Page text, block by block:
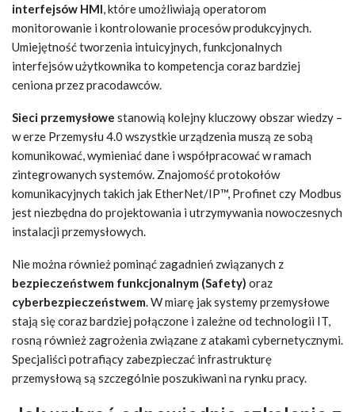
interfejsów HMI, które umożliwiają operatorom
monitorowanie i kontrolowanie procesów produkcyjnych.
Umiejętność tworzenia intuicyjnych, funkcjonalnych
interfejsów użytkownika to kompetencja coraz bardziej
ceniona przez pracodawców.
Sieci przemysłowe stanowią kolejny kluczowy obszar wiedzy –
w erze Przemysłu 4.0 wszystkie urządzenia muszą ze sobą
komunikować, wymieniać dane i współpracować w ramach
zintegrowanych systemów. Znajomość protokołów
komunikacyjnych takich jak EtherNet/IP™, Profinet czy Modbus
jest niezbędna do projektowania i utrzymywania nowoczesnych
instalacji przemysłowych.
Nie można również pominąć zagadnień związanych z
bezpieczeństwem funkcjonalnym (Safety) oraz
cyberbezpieczeństwem. W miarę jak systemy przemysłowe
stają się coraz bardziej połączone i zależne od technologii IT,
rosną również zagrożenia związane z atakami cybernetycznymi.
Specjaliści potrafiący zabezpieczać infrastrukturę
przemysłową są szczególnie poszukiwani na rynku pracy.